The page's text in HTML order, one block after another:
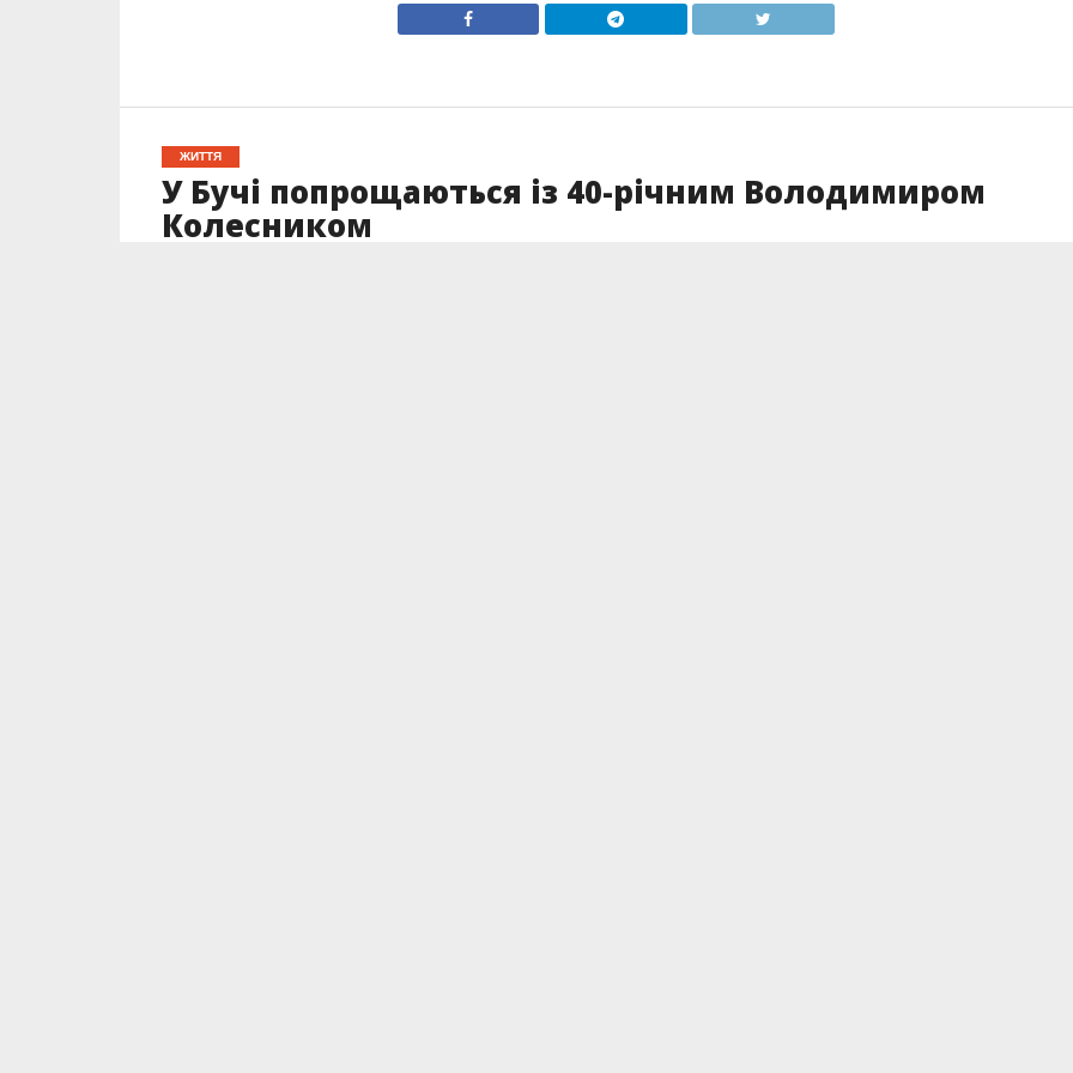
ЖИТТЯ
У Бучі попрощаються із 40-річним Володимиром
Колесником